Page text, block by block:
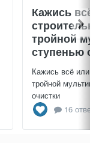
Кажись
тройной
ступенью
Кажись всё или
тройной
очистки
16